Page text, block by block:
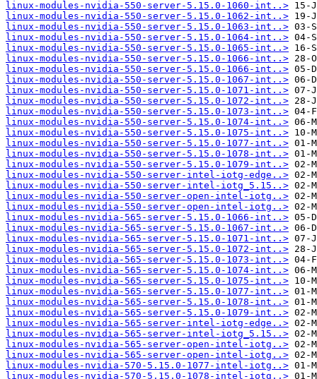
linux-modules-nvidia-550-server-5.15.0-1060-int..>
linux-modules-nvidia-550-server-5.15.0-1062-int..>
linux-modules-nvidia-550-server-5.15.0-1063-int..>
linux-modules-nvidia-550-server-5.15.0-1064-int..>
linux-modules-nvidia-550-server-5.15.0-1065-int..>
linux-modules-nvidia-550-server-5.15.0-1066-int..>
linux-modules-nvidia-550-server-5.15.0-1066-int..>
linux-modules-nvidia-550-server-5.15.0-1067-int..>
linux-modules-nvidia-550-server-5.15.0-1071-int..>
linux-modules-nvidia-550-server-5.15.0-1072-int..>
linux-modules-nvidia-550-server-5.15.0-1073-int..>
linux-modules-nvidia-550-server-5.15.0-1074-int..>
linux-modules-nvidia-550-server-5.15.0-1075-int..>
linux-modules-nvidia-550-server-5.15.0-1077-int..>
linux-modules-nvidia-550-server-5.15.0-1078-int..>
linux-modules-nvidia-550-server-5.15.0-1079-int..>
linux-modules-nvidia-550-server-intel-iotg-edge..>
linux-modules-nvidia-550-server-intel-iotg_5.15..>
linux-modules-nvidia-550-server-open-intel-iotg..>
linux-modules-nvidia-550-server-open-intel-iotg..>
linux-modules-nvidia-565-server-5.15.0-1066-int..>
linux-modules-nvidia-565-server-5.15.0-1067-int..>
linux-modules-nvidia-565-server-5.15.0-1071-int..>
linux-modules-nvidia-565-server-5.15.0-1072-int..>
linux-modules-nvidia-565-server-5.15.0-1073-int..>
linux-modules-nvidia-565-server-5.15.0-1074-int..>
linux-modules-nvidia-565-server-5.15.0-1075-int..>
linux-modules-nvidia-565-server-5.15.0-1077-int..>
linux-modules-nvidia-565-server-5.15.0-1078-int..>
linux-modules-nvidia-565-server-5.15.0-1079-int..>
linux-modules-nvidia-565-server-intel-iotg-edge..>
linux-modules-nvidia-565-server-intel-iotg_5.15..>
linux-modules-nvidia-565-server-open-intel-iotg..>
linux-modules-nvidia-565-server-open-intel-iotg..>
linux-modules-nvidia-570-5.15.0-1077-intel-iotg..>
linux-modules-nvidia-570-5.15.0-1078-intel-iotg..>